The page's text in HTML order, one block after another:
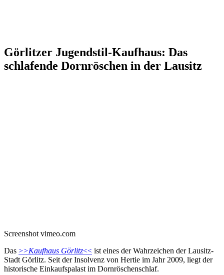
Görlitzer Jugendstil-Kaufhaus: Das
schlafende Dornröschen in der Lausitz
Screenshot vimeo.com
Das >>Kaufhaus Görlitz<< ist eines der Wahrzeichen der Lausitz-
Stadt Görlitz. Seit der Insolvenz von Hertie im Jahr 2009, liegt der
historische Einkaufspalast im Dornröschenschlaf.